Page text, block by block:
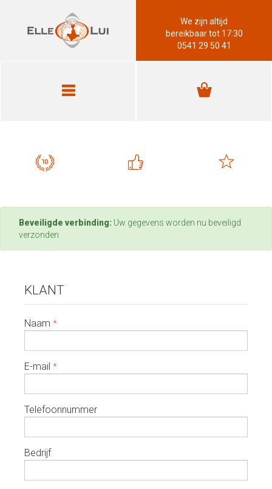
We zijn altijd
bereikbaar tot 17:30
0541 29 50 41
Beveiligde verbinding: Uw gegevens worden nu beveiligd
verzonden
KLANT
Naam *
E-mail *
Telefoonnummer
Bedrijf